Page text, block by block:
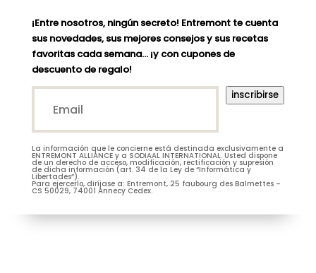
¡Entre nosotros, ningún secreto! Entremont te cuenta
sus novedades, sus mejores consejos y sus recetas
favoritas cada semana… ¡y con cupones de
descuento de regalo!
Email*
(Nécessaire)
M. Mme
Prénom
Entremont*(Nécessaire)
inscribirse
La información que le concierne está destinada exclusivamente a
ENTREMONT ALLIANCE y a SODIAAL INTERNATIONAL. Usted dispone
de un derecho de acceso, modificación, rectificación y supresión
de dicha información (art. 34 de la Ley de “Informática y
Libertades”).
Para ejercerlo, diríjase a: Entremont, 25 faubourg des Balmettes –
CS 50029, 74001 Annecy Cedex.